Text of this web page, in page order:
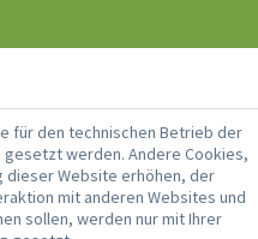
für den technischen Betrieb der
werden. Andere Cookies,
dieser Website erhöhen, der
mit anderen Websites und
sollen, werden nur mit Ihrer